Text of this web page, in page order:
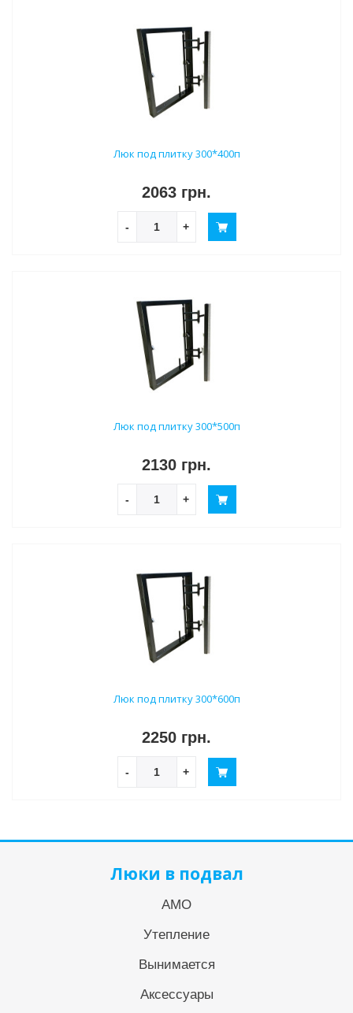
Люк под плитку 300*400п
2063 грн.
- +
Люк под плитку 300*500п
2130 грн.
- +
Люк под плитку 300*600п
2250 грн.
- +
Люки в подвал
АМО
Утепление
Вынимается
Аксессуары